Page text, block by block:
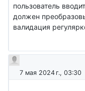
пользователь
должен
валидация
7 мая 2024 г., 03:30